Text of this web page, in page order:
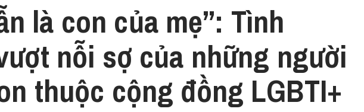
là con của mẹ”: Tình
nỗi sợ của những người
thuộc cộng đồng LGBTI+